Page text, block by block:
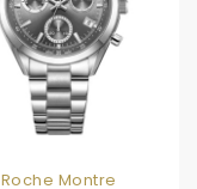
Roche Montre